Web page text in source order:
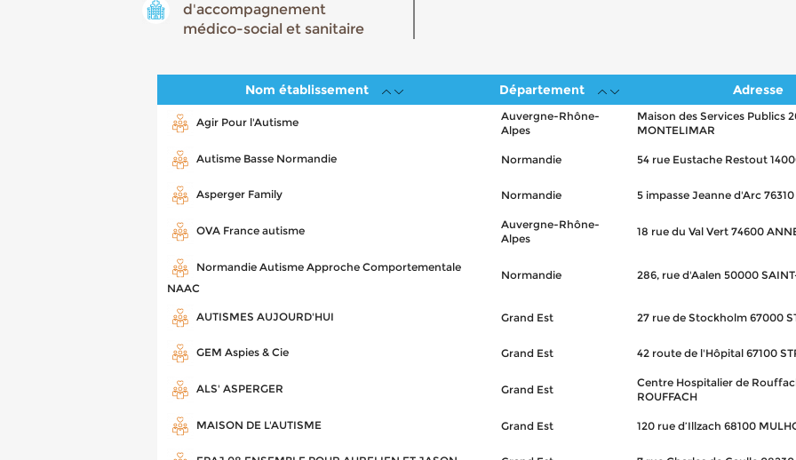
d'accompagnement
médico-social et sanitaire
Nom établissement Département Adresse
Agir Pour l'Autisme
Auvergne-Rhône-
Alpes
Maison des Services Publics
MONTELIMAR
Autisme Basse Normandie Normandie 54 rue Eustache Restout
Asperger Family Normandie 5 impasse Jeanne d'Arc
OVA France autisme
Auvergne-Rhône-
Alpes
18 rue du Val Vert 74600
Normandie Autisme Approche Comportementale
NAAC
Normandie 286, rue d'Aalen 50000
AUTISMES AUJOURD'HUI Grand Est 27 rue de Stockholm 67000
GEM Aspies & Cie Grand Est 42 route de l'Hôpital 67100
ALS' ASPERGER Grand Est
Centre Hospitalier de
ROUFFACH
MAISON DE L'AUTISME Grand Est 120 rue d’Illzach 68100